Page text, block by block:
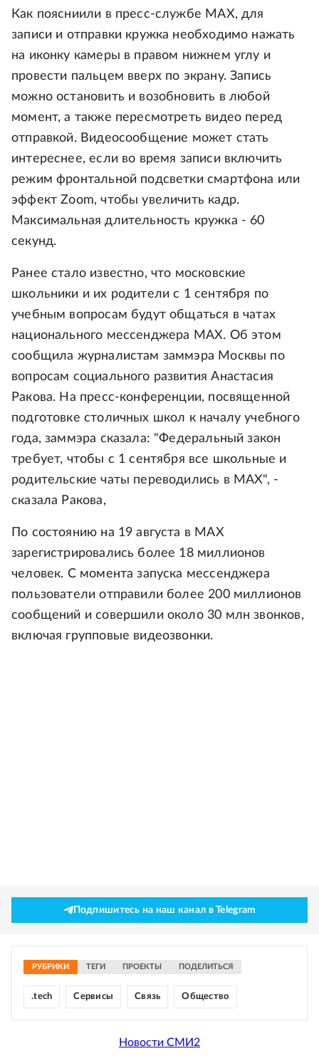
Как поясниили в пресс-службе MAX, для
записи и отправки кружка необходимо нажать
на иконку камеры в правом нижнем углу и
провести пальцем вверх по экрану. Запись
можно остановить и возобновить в любой
момент, а также пересмотреть видео перед
отправкой. Видеосообщение может стать
интереснее, если во время записи включить
режим фронтальной подсветки смартфона или
эффект Zoom, чтобы увеличить кадр.
Максимальная длительность кружка - 60
секунд.
Ранее стало известно, что московские
школьники и их родители с 1 сентября по
учебным вопросам будут общаться в чатах
национального мессенджера MAX. Об этом
сообщила журналистам заммэра Москвы по
вопросам социального развития Анастасия
Ракова. На пресс-конференции, посвященной
подготовке столичных школ к началу учебного
года, заммэра сказала: "Федеральный закон
требует, чтобы с 1 сентября все школьные и
родительские чаты переводились в MAX", -
сказала Ракова,
По состоянию на 19 августа в МАХ
зарегистрировались более 18 миллионов
человек. С момента запуска мессенджера
пользователи отправили более 200 миллионов
сообщений и совершили около 30 млн звонков,
включая групповые видеозвонки.
Подпишитесь на наш канал в Telegram
РУБРИКИ ТЕГИ ПРОЕКТЫ ПОДЕЛИТЬСЯ
.tech Сервисы Связь Общество
Новости СМИ2